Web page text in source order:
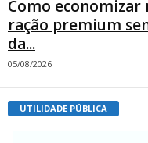
Como economizar
ração premium
da...
05/08/2026
UTILIDADE PÚBLICA